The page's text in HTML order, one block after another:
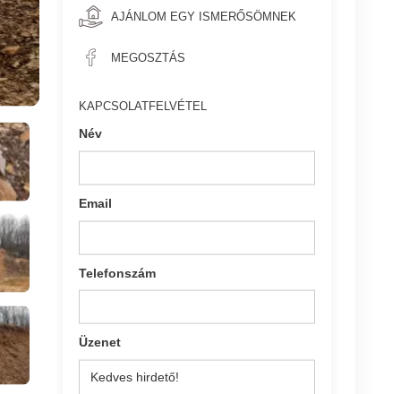
AJÁNLOM EGY ISMERŐSÖMNEK
MEGOSZTÁS
KAPCSOLATFELVÉTEL
Név
Email
Telefonszám
Üzenet